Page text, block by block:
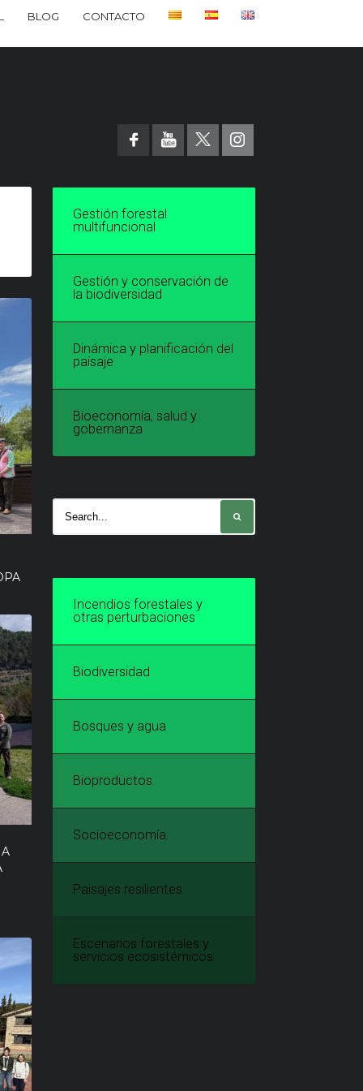
BLOG CONTACTO
Gestión forestal
multifuncional
Gestión y conservación de
la biodiversidad
Dinámica y planificación del
paisaje
Bioeconomía, salud y
gobernanza
Incendios forestales y
otras perturbaciones
Biodiversidad
Bosques y agua
Bioproductos
Socioeconomía
Paisajes resilientes
Escenarios forestales y
servicios ecosistémicos